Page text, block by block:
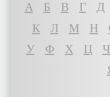
A Б В Г Д
К
Л М Н
У
Ф Х Ц Ч